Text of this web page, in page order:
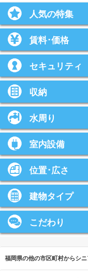
人気の特集
賃料･価格
セキュリティ
収納
水周り
室内設備
位置･広さ
建物タイプ
こだわり
福岡県の他の市区町村からシ